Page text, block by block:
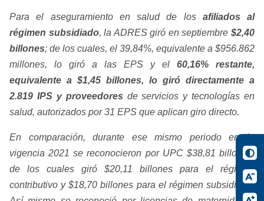
Para el aseguramiento en salud de los afiliados al
régimen subsidiado, la ADRES giró en septiembre$2,40
billones; de los cuales, el 39,84%, equivalente a $956.862
millones, lo giró a las EPS y el 60,16% restante,
equivalente a $1,45 billones, lo giró directamente a
2.819 IPS y proveedores de servicios y tecnologías en
salud, autorizados por 31 EPS que aplican giro directo.
En comparación, durante ese mismo periodo en la
vigencia 2021 se reconocieron por UPC $38,81 billones,
de los cuales giró $20,11 billones para el régimen
contributivo y $18,70 billones para el régimen subsidiado.